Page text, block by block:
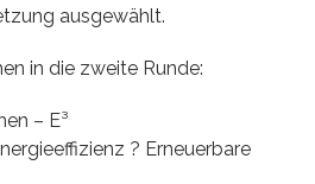
ausgewählt.
in die zweite Runde:
– E³
? Erneuerbare